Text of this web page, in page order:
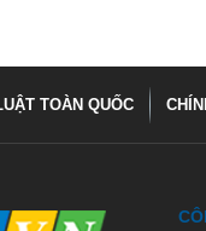
TOÀN QUỐC